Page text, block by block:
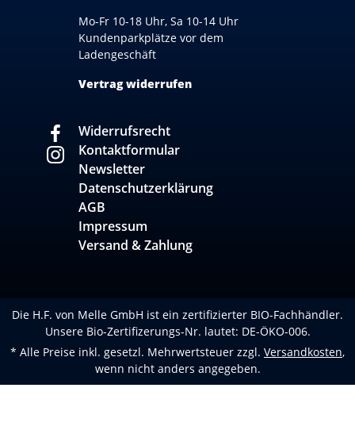
Mo-Fr 10-18 Uhr, Sa 10-14 Uhr
Kundenparkplätze vor dem
Ladengeschäft
Vertrag widerrufen
Widerrufsrecht
Kontaktformular
Newsletter
Datenschutzerklärung
AGB
Impressum
Versand & Zahlung
Die H.F. von Melle GmbH ist ein zertifizierter BIO-Fachhändler.
Unsere Bio-Zertifizerungs-Nr. lautet: DE-ÖKO-006.
* Alle Preise inkl. gesetzl. Mehrwertsteuer zzgl. Versandkosten,
wenn nicht anders angegeben.